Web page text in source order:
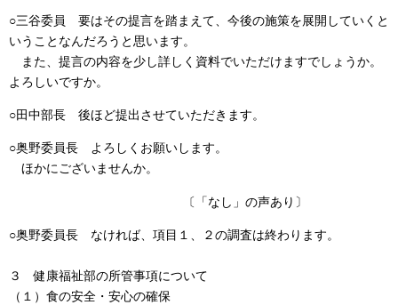
○三谷委員 要はその提言を踏まえて、今後の施策を展開していくと
いうことなんだろうと思います。
また、提言の内容を少し詳しく資料でいただけますでしょうか。
よろしいですか。
○田中部長 後ほど提出させていただきます。
○奥野委員長 よろしくお願いします。
ほかにございませんか。
〔「なし」の声あり〕
○奥野委員長 なければ、項目１、２の調査は終わります。
３ 健康福祉部の所管事項について
（１）食の安全・安心の確保